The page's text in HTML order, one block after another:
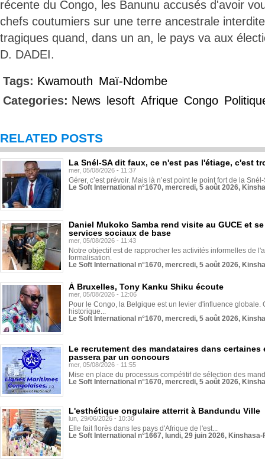
récente du Congo, les Banunu accusés d'avoir
chefs coutumiers sur une terre ancestrale
tragiques quand, dans un an, le pays va aux
D. DADEI.
Tags: Kwamouth Maï-Ndombe
Categories: News lesoft Afrique Congo
RELATED POSTS
La Snél-SA dit faux, ce n'est pas l'étiage, c'est
mer, 05/08/2026 - 11:37
Gérer, c’est prévoir. Mais là n’est point le point fort de la
Le Soft International n°1670, mercredi, 5 août 2026,
Daniel Mukoko Samba rend visite au GUCE et
services sociaux de base
mer, 05/08/2026 - 11:43
Notre objectif est de rapprocher les activités informelles de
formalisation.
Le Soft International n°1670, mercredi, 5 août 2026,
À Bruxelles, Tony Kanku Shiku écoute
mer, 05/08/2026 - 12:06
Pour le Congo, la Belgique est un levier d'influence globale.
historique...
Le Soft International n°1670, mercredi, 5 août 2026,
Le recrutement des mandataires dans
passera par un concours
mer, 05/08/2026 - 11:55
Mise en place du processus compétitif de sélection des
Le Soft International n°1670, mercredi, 5 août 2026,
L'esthétique ongulaire atterrit à Bandundu Ville
lun, 29/06/2026 - 10:30
Elle fait florès dans les pays d'Afrique de l'est...
Le Soft International n°1667, lundi, 29 juin 2026,